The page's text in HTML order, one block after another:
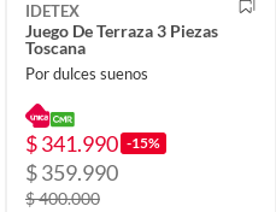
IDETEX
Juego De Terraza 3 Piezas
Toscana
Por dulces suenos
$ 341.990 -15%
$ 359.990
$ 400.000